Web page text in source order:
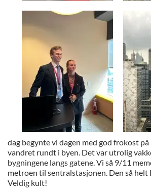
dag begynte vi dagen med god frokost på
vandret rundt i byen. Det var utrolig
bygningene langs gatene. Vi så 9/11
metroen til sentralstasjonen. Den så helt
Veldig kult!